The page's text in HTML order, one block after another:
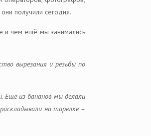
получили сегодня.
и чем ещё мы занимались
вырезания и резьбы по
Ещё из бананов мы делали
на тарелке –